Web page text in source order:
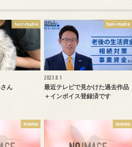
hair-make
ん
hair-make
2023.8.1
最近テレビで見かけた過去作品
＋インボイス登録済です
memo memo